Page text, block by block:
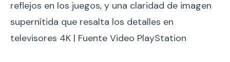
reflejos en los juegos, y una claridad de imagen
supernítida que resalta los detalles en
televisores 4K | Fuente Video PlayStation